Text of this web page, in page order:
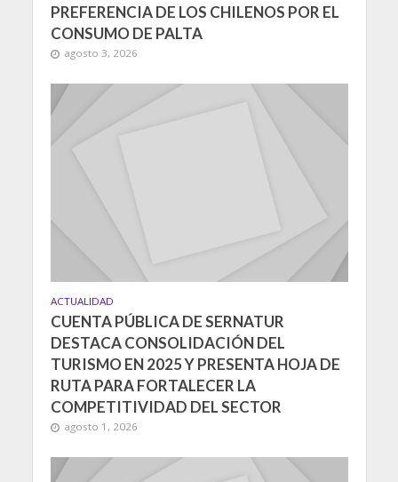
PREFERENCIA DE LOS CHILENOS POR EL
CONSUMO DE PALTA
agosto 3, 2026
ACTUALIDAD
CUENTA PÚBLICA DE SERNATUR
DESTACA CONSOLIDACIÓN DEL
TURISMO EN 2025 Y PRESENTA HOJA DE
RUTA PARA FORTALECER LA
COMPETITIVIDAD DEL SECTOR
agosto 1, 2026